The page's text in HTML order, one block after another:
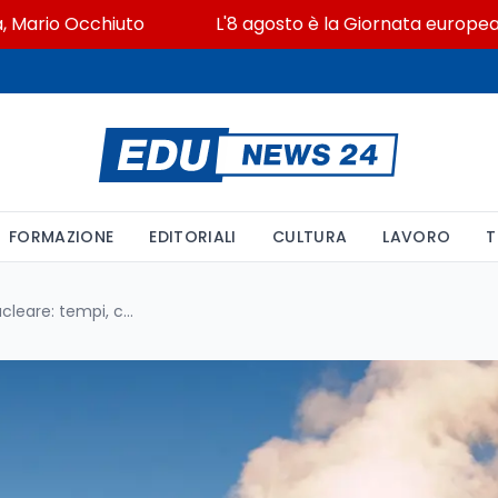
L'8 agosto è la Giornata europea in
FORMAZIONE EDITORIALI CULTURA LAVORO
L'Italia prepara il ritorno al nucleare: tempi, costi e ruolo dei mini reattori SMR